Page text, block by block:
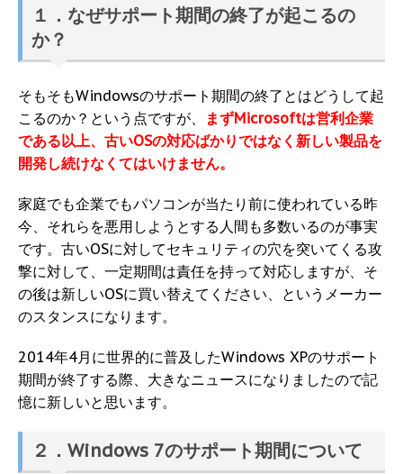
１．なぜサポート期間の終了が起こるの
か？
そもそもWindowsのサポート期間の終了とはどうして起
こるのか？という点ですが、
まずMicrosoftは営利企業
である以上、古いOSの対応ばかりではなく新しい製品を
開発し続けなくてはいけません。
家庭でも企業でもパソコンが当たり前に使われている昨
今、それらを悪用しようとする人間も多数いるのが事実
です。古いOSに対してセキュリティの穴を突いてくる攻
撃に対して、一定期間は責任を持って対応しますが、そ
の後は新しいOSに買い替えてください、というメーカー
のスタンスになります。
2014年4月に世界的に普及したWindows XPのサポート
期間が終了する際、大きなニュースになりましたので記
憶に新しいと思います。
２．Windows 7のサポート期間について